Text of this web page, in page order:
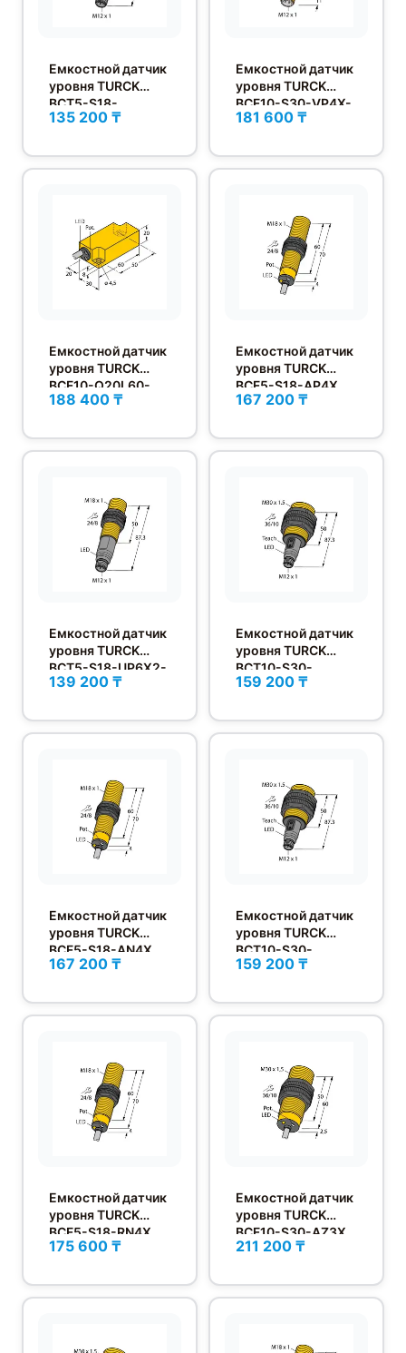
Емкостной датчик
уровня TURCK
BCT5-S18-
UP6X2T-H1151
135 200 ₸
Емкостной датчик
уровня TURCK
BCF10-S30-VP4X-
H1141
181 600 ₸
Емкостной датчик
уровня TURCK
BCF10-Q20L60-
AP4X
188 400 ₸
Емкостной датчик
уровня TURCK
BCF5-S18-AP4X
167 200 ₸
Емкостной датчик
уровня TURCK
BCT5-S18-UP6X2-
H1151
139 200 ₸
Емкостной датчик
уровня TURCK
BCT10-S30-
UP6X2T-H1151
159 200 ₸
Емкостной датчик
уровня TURCK
BCF5-S18-AN4X
167 200 ₸
Емкостной датчик
уровня TURCK
BCT10-S30-
UN6X2T-H1151
159 200 ₸
Емкостной датчик
уровня TURCK
BCF5-S18-RN4X
175 600 ₸
Емкостной датчик
уровня TURCK
BCF10-S30-AZ3X
211 200 ₸